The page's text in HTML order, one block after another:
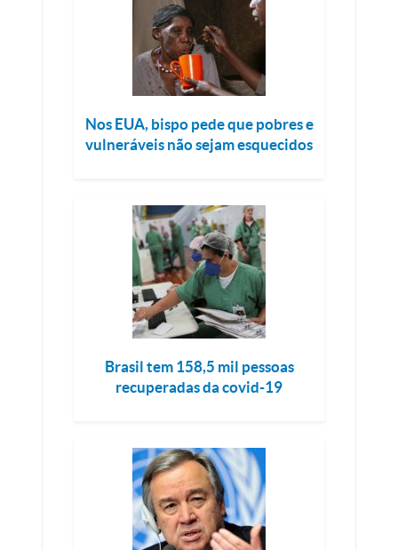
Nos EUA, bispo pede que pobres e
vulneráveis não sejam esquecidos
Brasil tem 158,5 mil pessoas
recuperadas da covid-19